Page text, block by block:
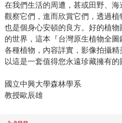
在我們生活的周遭，甚或田野、
觀察它們，進而欣賞它們，透過
也是個身心安頓的良方。好的植
的世界，這本『台灣原生植物全
各種植物，內容詳實，影像拍攝
以這是一套值得您永遠珍藏擁有的
國立中興大學森林學系
教授歐辰雄